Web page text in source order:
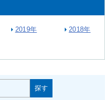
2019年 2018年